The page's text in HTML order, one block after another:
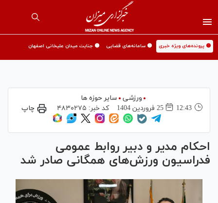
🟡 پرونده‌های ویژه خبری 🟡 سامانه‌های قضایی 🟡 جنایت میدان علیخانی اصفهان
ورزشی
سایر حوزه ها
12:43
25 فروردين 1404 کد خبر: ۴۸۳۰۲۷۵ چاپ
احکام مدیر و دبیر روابط عمومی
فدراسیون ورزش‌های همگانی صادر شد